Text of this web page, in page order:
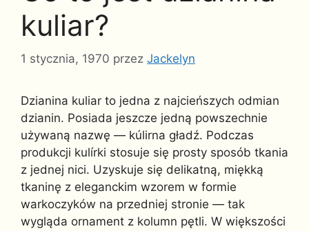
kuliar?
1 stycznia, 1970 przez Jackelyn
Dzianina kuliar to jedna z najcieńszych odmian
dzianin. Posiada jeszcze jedną powszechnie
używaną nazwę — kúlirna gładź. Podczas
produkcji kulírki stosuje się prosty sposób tkania
z jednej nici. Uzyskuje się delikatną, miękką
tkaninę z eleganckim wzorem w formie
warkoczyków na przedniej stronie — tak
wygląda ornament z kolumn pętli. W większości